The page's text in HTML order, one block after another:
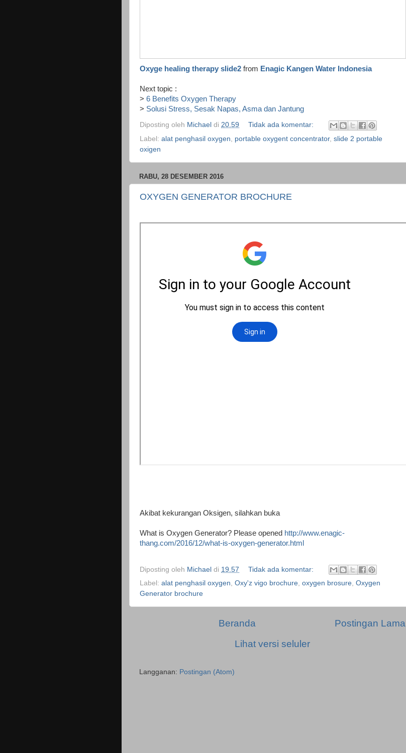
Oxyge healing therapy slide2 from Enagic Kangen Water Indonesia
Next topic :
> 6 Benefits Oxygen Therapy
> Solusi Stress, Sesak Napas, Asma dan Jantung
Diposting oleh Michael di 20.59
Tidak ada komentar:
Label: alat penghasil oxygen, portable oxygent concentrator, slide 2 portable
oxigen
RABU, 28 DESEMBER 2016
OXYGEN GENERATOR BROCHURE
Akibat kekurangan Oksigen, silahkan buka
What is Oxygen Generator? Please opened http://www.enagic-
thang.com/2016/12/what-is-oxygen-generator.html
Diposting oleh Michael di 19.57
Tidak ada komentar:
Label: alat penghasil oxygen, Oxy'z vigo brochure, oxygen brosure, Oxygen
Generator brochure
Postingan Lama
Beranda
Lihat versi seluler
Langganan: Postingan (Atom)